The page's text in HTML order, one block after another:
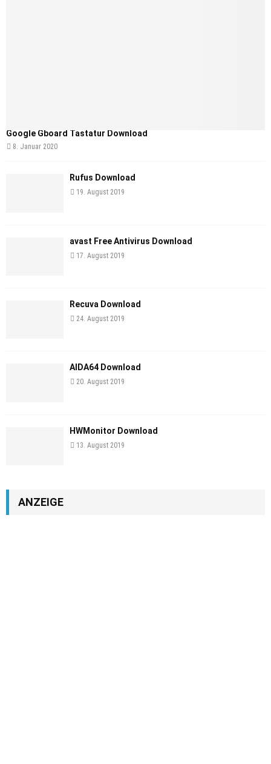
Google Gboard Tastatur Download
8. Januar 2020
Rufus Download
19. August 2019
avast Free Antivirus Download
17. August 2019
Recuva Download
24. August 2019
AIDA64 Download
20. August 2019
HWMonitor Download
13. August 2019
ANZEIGE